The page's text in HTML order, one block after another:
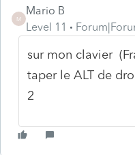
M
Mario B
Level 11
sur mon clavier
taper le ALT de
2